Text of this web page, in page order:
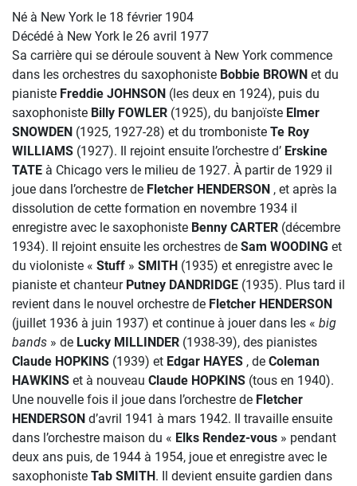
Né à New York le 18 février 1904
Décédé à New York le 26 avril 1977
Sa carrière qui se déroule souvent à New York commence
dans les orchestres du saxophoniste Bobbie BROWN et du
pianiste Freddie JOHNSON (les deux en 1924), puis du
saxophoniste Billy FOWLER (1925), du banjoïste Elmer
SNOWDEN (1925, 1927-28) et du tromboniste Te Roy
WILLIAMS (1927). Il rejoint ensuite l’orchestre d’ Erskine
TATE à Chicago vers le milieu de 1927. À partir de 1929 il
joue dans l’orchestre de Fletcher HENDERSON , et après la
dissolution de cette formation en novembre 1934 il
enregistre avec le saxophoniste Benny CARTER (décembre
1934). Il rejoint ensuite les orchestres de Sam WOODING et
du violoniste « Stuff » SMITH (1935) et enregistre avec le
pianiste et chanteur Putney DANDRIDGE (1935). Plus tard il
revient dans le nouvel orchestre de Fletcher HENDERSON
(juillet 1936 à juin 1937) et continue à jouer dans les « big
bands » de Lucky MILLINDER (1938-39), des pianistes
Claude HOPKINS (1939) et Edgar HAYES , de Coleman
HAWKINS et à nouveau Claude HOPKINS (tous en 1940).
Une nouvelle fois il joue dans l’orchestre de Fletcher
HENDERSON d’avril 1941 à mars 1942. Il travaille ensuite
dans l’orchestre maison du « Elks Rendez-vous » pendant
deux ans puis, de 1944 à 1954, joue et enregistre avec le
saxophoniste Tab SMITH. Il devient ensuite gardien dans